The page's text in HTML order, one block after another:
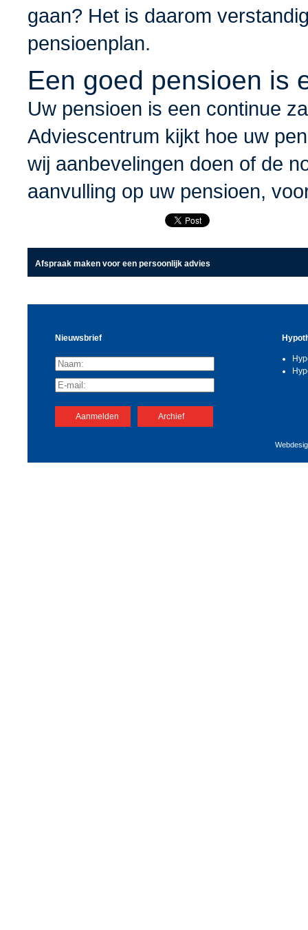
gaan? Het is daarom
pensioenplan.
Een goed pensioen is
Uw pensioen is een continue
Adviescentrum kijkt hoe uw
wij aanbevelingen doen of de
aanvulling op uw pensioen,
Afspraak maken voor een persoonlijk advies
Nieuwsbrief
Aanmelden Archief